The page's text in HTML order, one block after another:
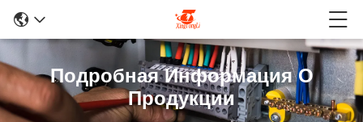
Подробная Информация О
Продукции